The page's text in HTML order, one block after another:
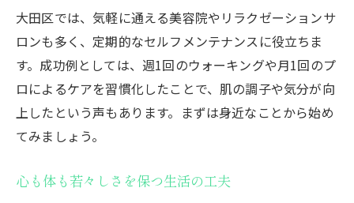
【本気で結婚したい方へ】無料婚活相談の
ご案内
大田区では、気軽に通える美容院やリラクゼーションサ
ロンも多く、定期的なセルフメンテナンスに役立ちま
す。成功例としては、週1回のウォーキングや月1回のプ
ロによるケアを習慣化したことで、肌の調子や気分が向
上したという声もあります。まずは身近なことから始め
てみましょう。
心も体も若々しさを保つ生活の工夫